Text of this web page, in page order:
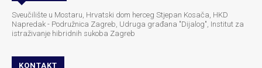
Sveučilište u Mostaru, Hrvatski dom herceg Stjepan Kosača, HKD
Napredak - Podružnica Zagreb, Udruga građana "Dijalog", Institut za
istraživanje hibridnih sukoba Zagreb
KONTAKT